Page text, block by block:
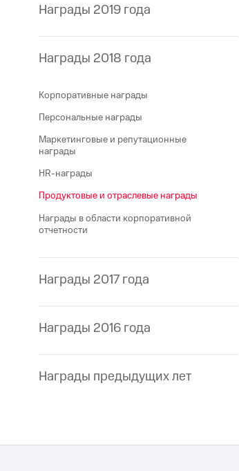
Награды 2019 года
Награды 2018 года
Корпоративные награды
Персональные награды
Маркетинговые и репутационные
награды
HR-награды
Продуктовые и отраслевые награды
Награды в области корпоративной
отчетности
Награды 2017 года
Награды 2016 года
Награды предыдущих лет